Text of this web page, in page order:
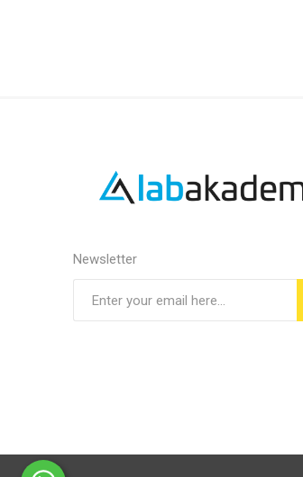
Newsletter